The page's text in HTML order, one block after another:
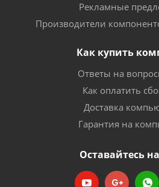
Рекламные
Производители
Как купить
Ответы на
Как оплатить
Доставка
Гарантия на
Оставайтесь